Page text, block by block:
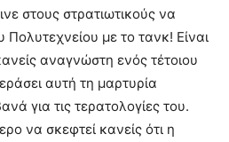
στους στρατιωτικούς να
Πολυτεχνείου με το τανκ! Είναι
αναγνώστη ενός τέτοιου
αυτή τη μαρτυρία
για τις τερατολογίες του.
να σκεφτεί κανείς ότι η